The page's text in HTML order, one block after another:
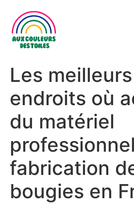
Les meilleurs
endroits où
du matériel
fabrication
bougies en